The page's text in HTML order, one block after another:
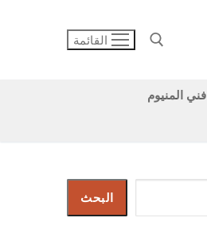
البحث عن:
القائمة
فني المنيوم
البحث